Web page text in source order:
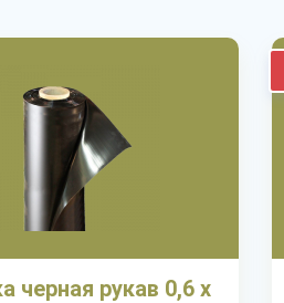
черная рукав 0,6 х